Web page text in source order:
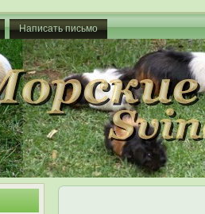
Написать письмо